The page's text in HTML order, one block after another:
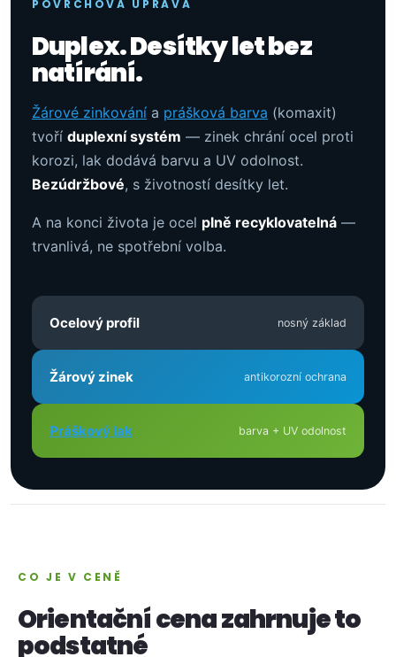
POVRCHOVÁ ÚPRAVA
Duplex. Desítky let bez
natírání.
Žárové zinkování a prášková barva (komaxit)
tvoří duplexní systém — zinek chrání ocel proti
korozi, lak dodává barvu a UV odolnost.
Bezúdržbové, s životností desítky let.
A na konci života je ocel plně recyklovatelná —
trvanlivá, ne spotřební volba.
Ocelový profil nosný základ
Žárový zinek antikorozní ochrana
Práškový lak barva + UV odolnost
CO JE V CENĚ
Orientační cena zahrnuje to
podstatné